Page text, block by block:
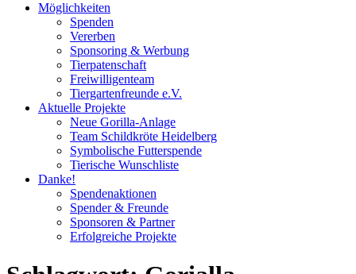
Möglichkeiten
Spenden
Vererben
Sponsoring & Werbung
Tierpatenschaft
Freiwilligenteam
Tiergartenfreunde e.V.
Aktuelle Projekte
Neue Gorilla-Anlage
Team Schildkröte Heidelberg
Symbolische Futterspende
Tierische Wunschliste
Danke!
Spendenaktionen
Spender & Freunde
Sponsoren & Partner
Erfolgreiche Projekte